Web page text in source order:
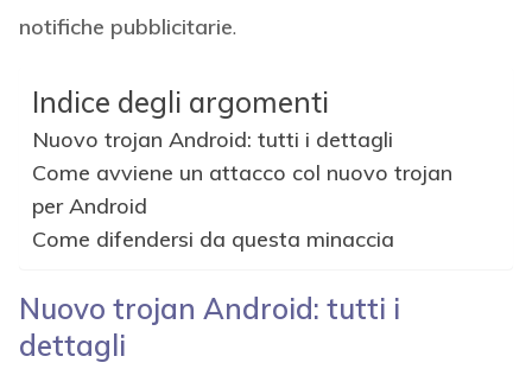
notifiche pubblicitarie.
Indice degli argomenti
Nuovo trojan Android: tutti i dettagli
Come avviene un attacco col nuovo trojan
per Android
Come difendersi da questa minaccia
Nuovo trojan Android: tutti i
dettagli